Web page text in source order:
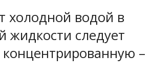
холодной водой в
следует
–